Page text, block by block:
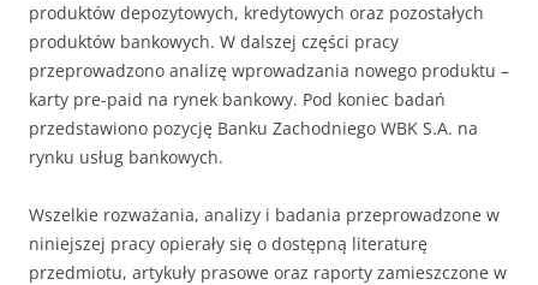
produktów depozytowych, kredytowych oraz pozostałych
produktów bankowych. W dalszej części pracy
przeprowadzono analizę wprowadzania nowego produktu –
karty pre-paid na rynek bankowy. Pod koniec badań
przedstawiono pozycję Banku Zachodniego WBK S.A. na
rynku usług bankowych.
Wszelkie rozważania, analizy i badania przeprowadzone w
niniejszej pracy opierały się o dostępną literaturę
przedmiotu, artykuły prasowe oraz raporty zamieszczone w